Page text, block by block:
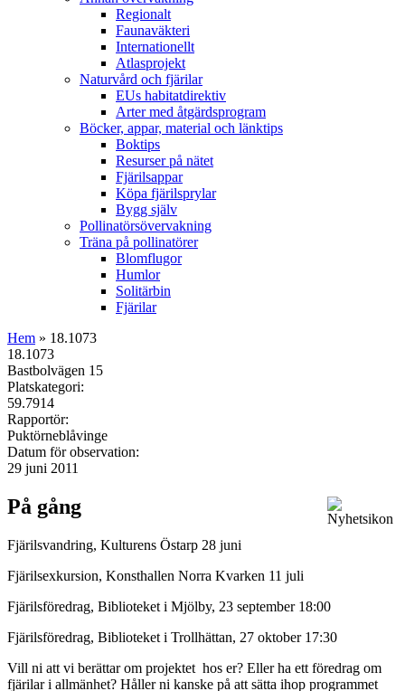
Regionalt
Faunaväkteri
Internationellt
Atlasprojekt
Naturvård och fjärilar
EUs habitatdirektiv
Arter med åtgärdsprogram
Böcker, appar, material och länktips
Boktips
Resurser på nätet
Fjärilsappar
Köpa fjärilsprylar
Bygg själv
Pollinatörsövervakning
Träna på pollinatörer
Blomflugor
Humlor
Solitärbin
Fjärilar
Hem » 18.1073
18.1073
Bastbolvägen 15
Platskategori:
59.7914
Rapportör:
Puktörneblåvinge
Datum för observation:
29 juni 2011
På gång
Fjärilsvandring, Kulturens Östarp 28 juni
Fjärilsexkursion, Konsthallen Norra Kvarken 11 juli
Fjärilsföredrag, Biblioteket i Mjölby, 23 september 18:00
Fjärilsföredrag, Biblioteket i Trollhättan, 27 oktober 17:30
Vill ni att vi berättar om projektet hos er? Eller ha ett föredrag om
fjärilar i allmänhet? Håller ni kanske på att sätta ihop programmet